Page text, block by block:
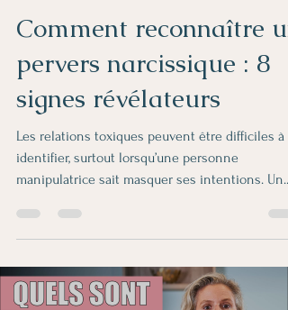
Comment reconnaître un
pervers narcissique : 8
signes révélateurs
Les relations toxiques peuvent être difficiles à
identifier, surtout lorsqu’une personne
manipulatrice sait masquer ses intentions. Un...